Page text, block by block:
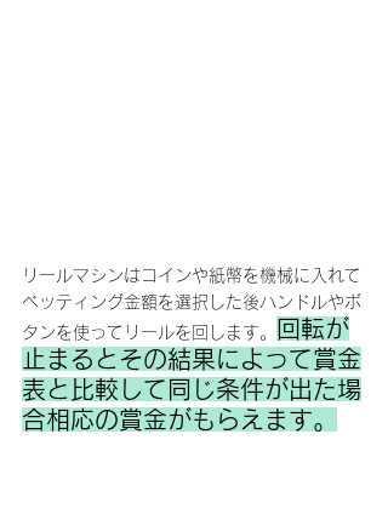
リールマシンはコインや紙幣を機械に入れて
ベッティング金額を選択した後ハンドルやボ
タンを使ってリールを回します。
回転が
止まるとその結果によって賞金
表と比較して同じ条件が出た場
合相応の賞金がもらえます。